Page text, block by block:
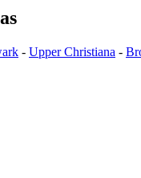
- Upper Christiana -